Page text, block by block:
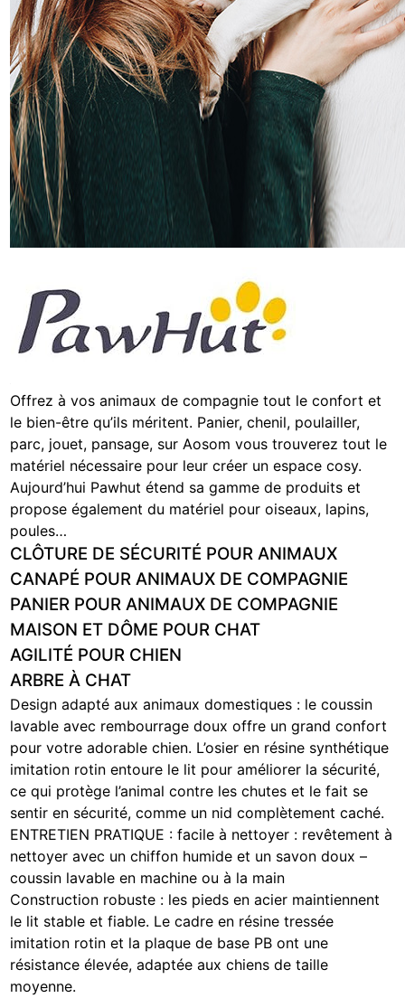
Offrez à vos animaux de compagnie tout le confort et
le bien-être qu’ils méritent. Panier, chenil, poulailler,
parc, jouet, pansage, sur Aosom vous trouverez tout le
matériel nécessaire pour leur créer un espace cosy.
Aujourd’hui Pawhut étend sa gamme de produits et
propose également du matériel pour oiseaux, lapins,
poules…
CLÔTURE DE SÉCURITÉ POUR ANIMAUX
CANAPÉ POUR ANIMAUX DE COMPAGNIE
PANIER POUR ANIMAUX DE COMPAGNIE
MAISON ET DÔME POUR CHAT
AGILITÉ POUR CHIEN
ARBRE À CHAT
Design adapté aux animaux domestiques : le coussin
lavable avec rembourrage doux offre un grand confort
pour votre adorable chien. L’osier en résine synthétique
imitation rotin entoure le lit pour améliorer la sécurité,
ce qui protège l’animal contre les chutes et le fait se
sentir en sécurité, comme un nid complètement caché.
ENTRETIEN PRATIQUE : facile à nettoyer : revêtement à
nettoyer avec un chiffon humide et un savon doux –
coussin lavable en machine ou à la main
Construction robuste : les pieds en acier maintiennent
le lit stable et fiable. Le cadre en résine tressée
imitation rotin et la plaque de base PB ont une
résistance élevée, adaptée aux chiens de taille
moyenne.